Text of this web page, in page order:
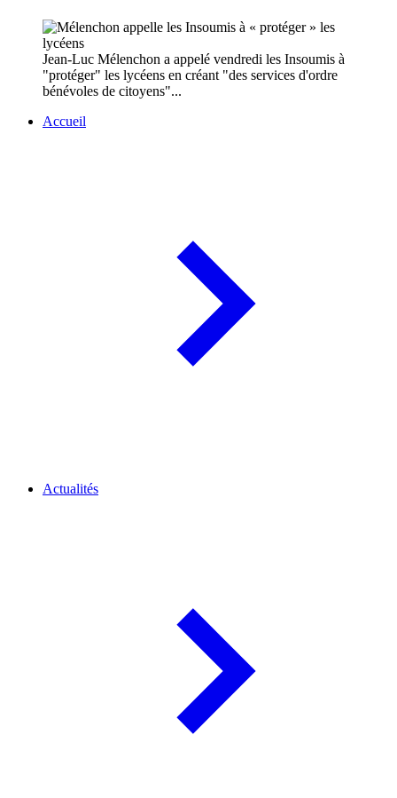
Jean-Luc Mélenchon a appelé vendredi les Insoumis à
"protéger" les lycéens en créant "des services d'ordre
bénévoles de citoyens"...
Accueil
Actualités